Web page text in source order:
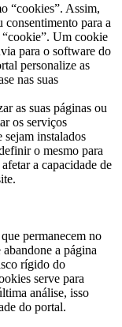
“cookies”. Assim,
consentimento para a
“cookie”. Um cookie
para o software do
personalize as
nas suas
as suas páginas ou
os serviços
instalados
o mesmo para
a capacidade de
permanecem no
a página
rígido do
serve para
análise, isso
do portal.